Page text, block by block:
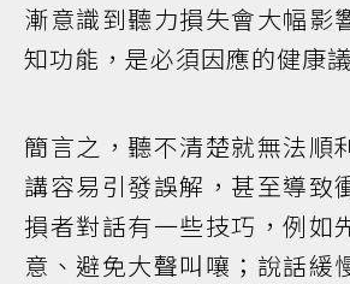
漸意識到聽力損失會大幅影
知功能，是必須因應的健康
簡言之，聽不清楚就無法順
講容易引發誤解，甚至導致
損者對話有一些技巧，例如
意、避免大聲叫嚷；說話緩